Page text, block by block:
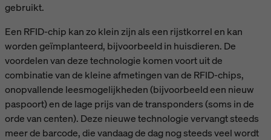
gebruikt.
Een RFID-chip kan zo klein zijn als een rijstkorrel en kan
worden geïmplanteerd, bijvoorbeeld in huisdieren. De
voordelen van deze technologie komen voort uit de
combinatie van de kleine afmetingen van de RFID-chips,
onopvallende leesmogelijkheden (bijvoorbeeld een nieuw
paspoort) en de lage prijs van de transponders (soms in de
orde van centen). Deze nieuwe technologie vervangt steeds
meer de barcode, die vandaag de dag nog steeds veel wordt